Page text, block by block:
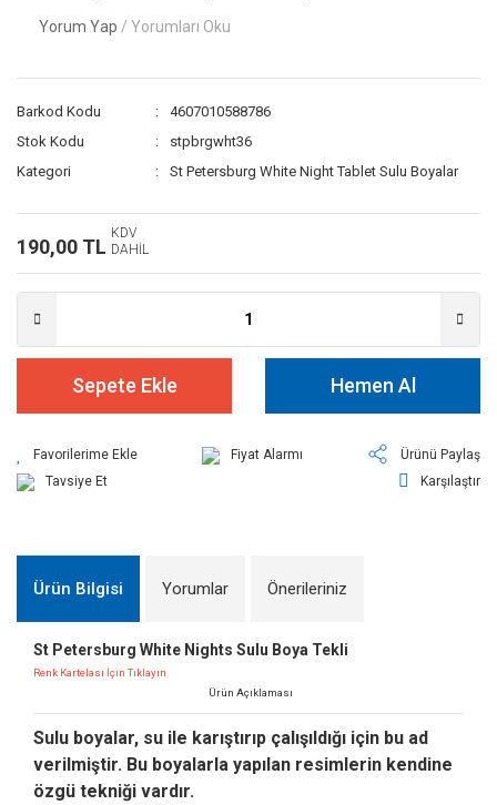
Yorum Yap / Yorumları Oku
Barkod Kodu
4607010588786
Stok Kodu
stpbrgwht36
Kategori
St Petersburg White Night Tablet Sulu Boyalar
190,00 TL
KDV
DAHİL
Sepete Ekle Hemen Al
Fiyat Alarmı
Ürünü Paylaş
Tavsiye Et
Karşılaştır
Ürün Bilgisi Yorumlar Önerileriniz
St Petersburg White Nights Sulu Boya Tekli
Renk Kartelası İçin Tıklayın
Ürün Açıklaması
Sulu boyalar, su ile karıştırıp çalışıldığı için bu ad
verilmiştir. Bu boyalarla yapılan resimlerin kendine
özgü tekniği vardır.